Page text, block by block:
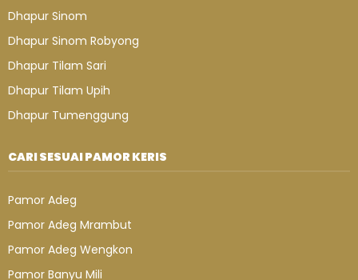
Dhapur Sinom
Dhapur Sinom Robyong
Dhapur Tilam Sari
Dhapur Tilam Upih
Dhapur Tumenggung
CARI SESUAI PAMOR KERIS
Pamor Adeg
Pamor Adeg Mrambut
Pamor Adeg Wengkon
Pamor Banyu Mili